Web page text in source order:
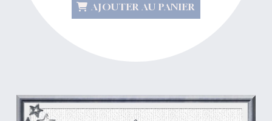
AJOUTER AU PANIER